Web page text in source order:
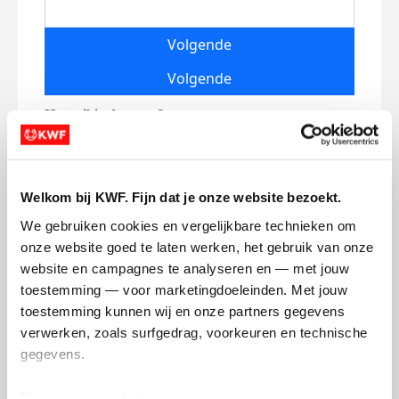
Welkom bij KWF. Fijn dat je onze website bezoekt.
We gebruiken cookies en vergelijkbare technieken om
onze website goed te laten werken, het gebruik van onze
website en campagnes te analyseren en — met jouw
toestemming — voor marketingdoeleinden. Met jouw
toestemming kunnen wij en onze partners gegevens
verwerken, zoals surfgedrag, voorkeuren en technische
gegevens.
Volgende
Volgende
Creditcard
Referentie